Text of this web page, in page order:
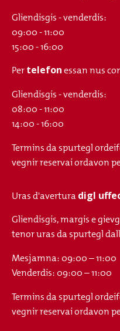
Gliendisgis - venderdis:
09:00 - 11:00
15:00 - 16:00
Pertelefonessan nus
Gliendisgis - venderdis:
08:00 - 11:00
14:00 - 16:00
Termins da spurtegl
vegnir reservai ordavon
Uras d'averturadigl
Gliendisgis, margis e
tenor uras da spurtegl
Mesjamna: 09:00 – 11:00
Venderdis: 09:00 – 11:00
Termins da spurtegl
vegnir reservai ordavon